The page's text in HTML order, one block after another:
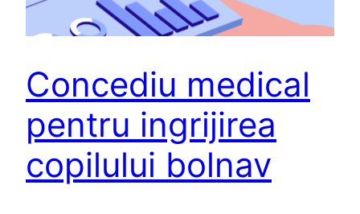
Concediu medical
pentru ingrijirea
copilului bolnav